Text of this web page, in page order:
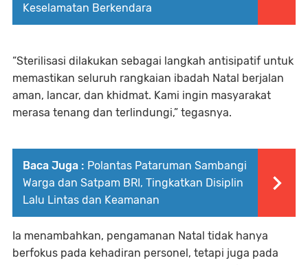
Keselamatan Berkendara
“Sterilisasi dilakukan sebagai langkah antisipatif untuk
memastikan seluruh rangkaian ibadah Natal berjalan
aman, lancar, dan khidmat. Kami ingin masyarakat
merasa tenang dan terlindungi,” tegasnya.
Baca Juga : Polantas Pataruman Sambangi
Warga dan Satpam BRI, Tingkatkan Disiplin
Lalu Lintas dan Keamanan
Ia menambahkan, pengamanan Natal tidak hanya
berfokus pada kehadiran personel, tetapi juga pada